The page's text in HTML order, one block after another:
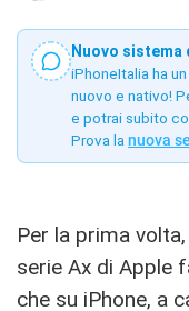
Nuovo sistema
iPhoneItalia ha
nuovo e nativo!
e potrai subito
Prova la nuova
Per la prima
serie Ax di Apple
che su iPhone, a